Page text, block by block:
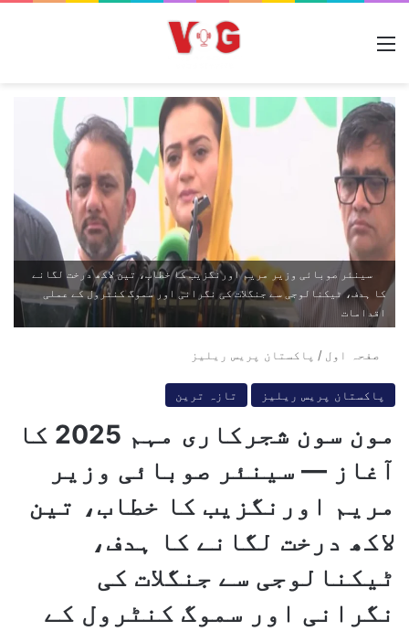
سینئر صوبائی وزیر مریم اورنگزیب کا خطاب، تین لاکھ درخت لگانے
کا ہدف، ٹیکنالوجی سے جنگلات کی نگرانی اور سموگ کنٹرول کے عملی
اقدامات
صفحہ اول / پاکستان پریس ریلیز
پاکستان پریس ریلیز تازہ ترین
مون سون شجرکاری مہم 2025 کا
آغاز — سینئر صوبائی وزیر
مریم اورنگزیب کا خطاب، تین
لاکھ درخت لگانے کا ہدف،
ٹیکنالوجی سے جنگلات کی
نگرانی اور سموگ کنٹرول کے